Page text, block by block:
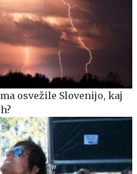
osvežile Slovenijo, kaj